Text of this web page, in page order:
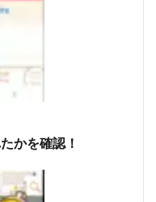
かを確認！